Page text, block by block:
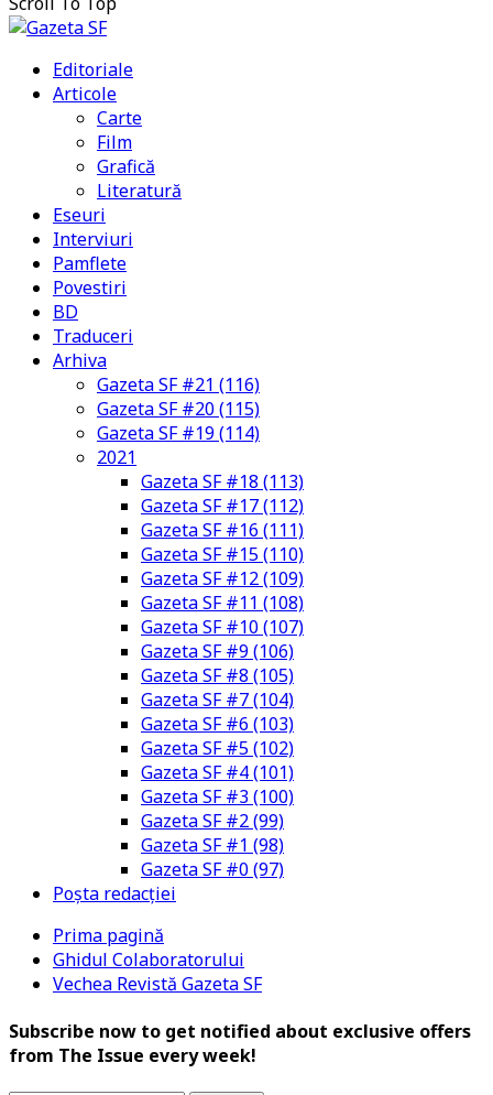
Editoriale
Articole
Carte
Film
Grafică
Literatură
Eseuri
Interviuri
Pamflete
Povestiri
BD
Traduceri
Arhiva
Gazeta SF #21 (116)
Gazeta SF #20 (115)
Gazeta SF #19 (114)
2021
Gazeta SF #18 (113)
Gazeta SF #17 (112)
Gazeta SF #16 (111)
Gazeta SF #15 (110)
Gazeta SF #12 (109)
Gazeta SF #11 (108)
Gazeta SF #10 (107)
Gazeta SF #9 (106)
Gazeta SF #8 (105)
Gazeta SF #7 (104)
Gazeta SF #6 (103)
Gazeta SF #5 (102)
Gazeta SF #4 (101)
Gazeta SF #3 (100)
Gazeta SF #2 (99)
Gazeta SF #1 (98)
Gazeta SF #0 (97)
Poșta redacției
Prima pagină
Ghidul Colaboratorului
Vechea Revistă Gazeta SF
Subscribe now to get notified about exclusive offers
from The Issue every week!